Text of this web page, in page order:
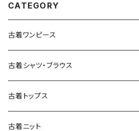
CATEGORY
古着ワンピース
古着長袖ワンピース
古着半袖ワンピース
古着ノースリーブワンピース
古着シャツ・ブラウス
古着長袖シャツ・ブラウス
古着半袖シャツ・ブラウス
古着トップス
古着スウェット&パーカー
古着ニット